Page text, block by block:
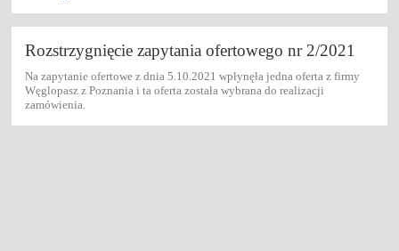
Rozstrzygnięcie zapytania ofertowego nr 2/2021
Na zapytanie ofertowe z dnia 5.10.2021 wpłynęła jedna oferta z firmy
Węglopasz z Poznania i ta oferta została wybrana do realizacji
zamówienia.